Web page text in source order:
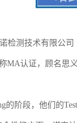
检测技术有限公司
MA认证，顾名思
的阶段，他们的